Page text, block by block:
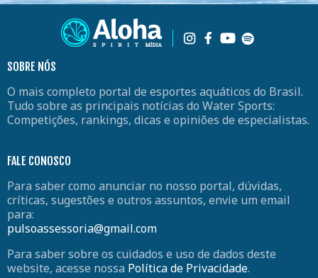
SOBRE NÓS
O mais completo portal de esportes aquáticos do Brasil.
Tudo sobre as principais notícias do Water Sports:
Competições, rankings, dicas e opiniões de especialistas.
FALE CONOSCO
Para saber como anunciar no nosso portal, dúvidas,
críticas, sugestões e outros assuntos, envie um email
para:
pulsoassessoria@gmail.com
Para saber sobre os cuidados e uso de dados deste
website, acesse nossa Política de Privacidade.